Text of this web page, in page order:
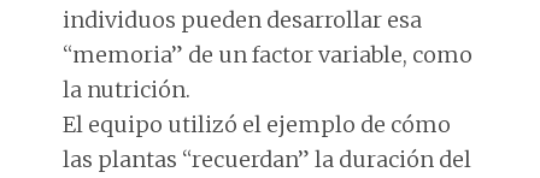
individuos pueden desarrollar esa
“memoria” de un factor variable, como
la nutrición.
El equipo utilizó el ejemplo de cómo
las plantas “recuerdan” la duración del